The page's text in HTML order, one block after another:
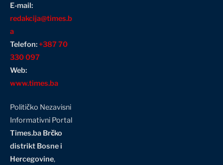
E-mail:
redakcija@times.b
a
Telefon:+387 70
330 097
Web:
www.times.ba
Političko Nezavisni
Informativni Portal
Times.ba Brčko
distrikt Bosne i
Hercegovine,